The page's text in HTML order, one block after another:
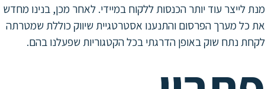
עוד יותר הכנסות ללקוח במיידי. לאחר מכן, בנינו מחדש
מערך הפרסום והתנענו אסטרטגיית שיווק כוללת שמטרתה
שוק באופן הדרגתי בכל הקטגוריות שפעלנו בהם.